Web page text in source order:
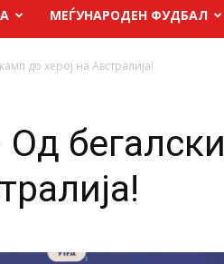
МЕЃУНАРОДЕН ФУДБАЛ
до херој на Австралија!
бегалски